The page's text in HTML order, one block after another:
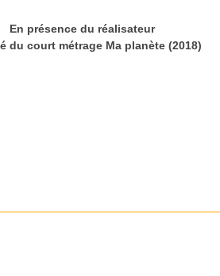
En présence du réalisateur
du court métrage Ma planète (2018)